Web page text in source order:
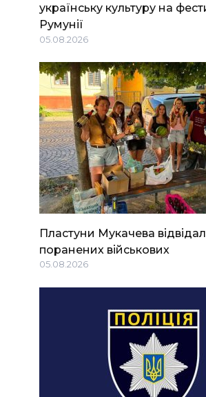
українську культуру на
Румунії
05.08.2026
Пластуни Мукачева
поранених військових
05.08.2026